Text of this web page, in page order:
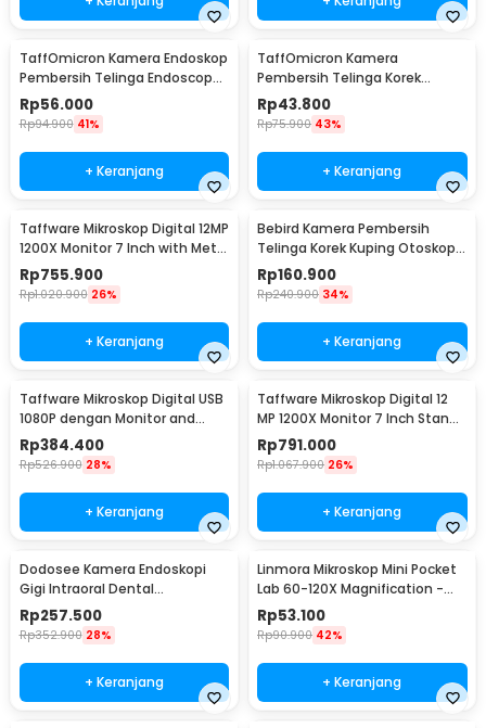
TaffOmicron Kamera Endoskop
Pembersih Telinga Endoscope
USB 3 in 1 - i96
Rp56.000
Rp94.900 41%
+ Keranjang
TaffOmicron Kamera
Pembersih Telinga Korek
Kuping Endoscope HD USB - EU-
0
Rp43.800
Rp75.900 43%
+ Keranjang
Taffware Mikroskop Digital 12MP
1200X Monitor 7 Inch with Metal
Stand - G1200
Rp755.900
Rp1.020.900 26%
+ Keranjang
Bebird Kamera Pembersih
Telinga Korek Kuping Otoskop
Endoscope WiFi - R1
Rp160.900
Rp240.900 34%
+ Keranjang
Taffware Mikroskop Digital USB
1080P dengan Monitor and
Stand - G1000
Rp384.400
Rp526.900 28%
+ Keranjang
Taffware Mikroskop Digital 12
MP 1200X Monitor 7 Inch Stand
and LED - G1200
Rp791.000
Rp1.067.900 26%
+ Keranjang
Dodosee Kamera Endoskopi
Gigi Intraoral Dental
Endoscope WiFi 6 LED - YC-W7
Rp257.500
Rp352.900 28%
+ Keranjang
Linmora Mikroskop Mini Pocket
Lab 60-120X Magnification -
LZ8602
Rp53.100
Rp90.900 42%
+ Keranjang